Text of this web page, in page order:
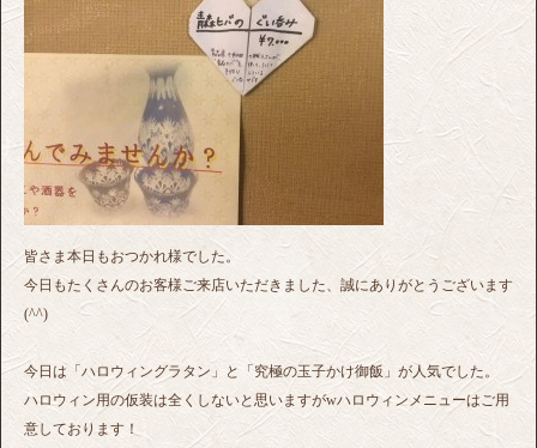
皆さま本日もおつかれ様でした。
今日もたくさんのお客様ご来店いただきました、誠にありがとうございます
(^^)
今日は「ハロウィングラタン」と「究極の玉子かけ御飯」が人気でした。
ハロウィン用の仮装は全くしないと思いますがwハロウィンメニューはご用
意しております！